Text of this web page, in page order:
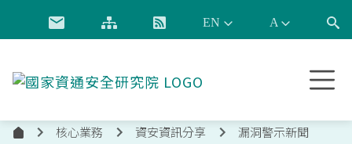
跳到主要內容
通
首
核心業務 資安資訊分享 漏洞警示新聞